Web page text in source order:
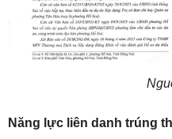
Năng lực liên danh trúng